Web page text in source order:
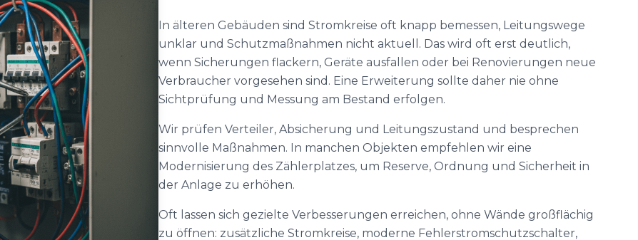
In älteren Gebäuden sind Stromkreise oft knapp bemessen, Leitungswege
unklar und Schutzmaßnahmen nicht aktuell. Das wird oft erst deutlich,
wenn Sicherungen flackern, Geräte ausfallen oder bei Renovierungen neue
Verbraucher vorgesehen sind. Eine Erweiterung sollte daher nie ohne
Sichtprüfung und Messung am Bestand erfolgen.
Wir prüfen Verteiler, Absicherung und Leitungszustand und besprechen
sinnvolle Maßnahmen. In manchen Objekten empfehlen wir eine
Modernisierung des Zählerplatzes, um Reserve, Ordnung und Sicherheit in
der Anlage zu erhöhen.
Oft lassen sich gezielte Verbesserungen erreichen, ohne Wände großflächig
zu öffnen: zusätzliche Stromkreise, moderne Fehlerstromschutzschalter,